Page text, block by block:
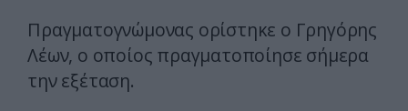
Πραγματογνώμονας ορίστηκε ο Γρηγόρης
Λέων, ο οποίος πραγματοποίησε σήμερα
την εξέταση.